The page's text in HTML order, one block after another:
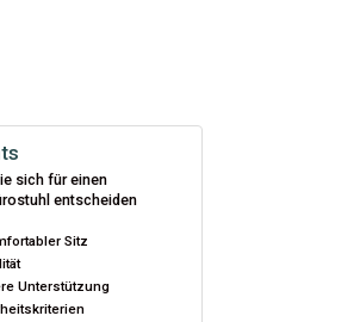
sich für einen
entscheiden
Sitz
Unterstützung